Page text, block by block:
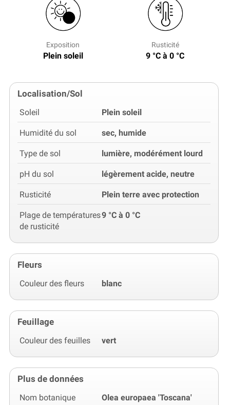
Exposition
Plein soleil
Rusticité
9 °C à 0 °C
Localisation/Sol
Soleil Plein soleil
Humidité du sol sec, humide
Type de sol lumière, modérément lourd
pH du sol légèrement acide, neutre
Rusticité Plein terre avec protection
Plage de températures
de rusticité
9 °C à 0 °C
Fleurs
Couleur des fleurs blanc
Feuillage
Couleur des feuilles vert
Plus de données
Nom botanique Olea europaea 'Toscana'